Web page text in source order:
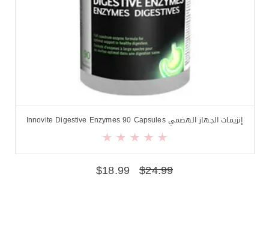
إنزيمات الجهاز الهضمي Innovite Digestive Enzymes 90 Capsules
$24.99
$18.99